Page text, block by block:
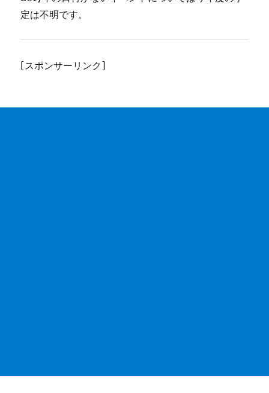
定は不明です。
[スポンサーリンク]